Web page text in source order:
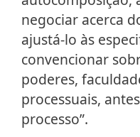
negociar acerca
ajustá-lo às
convencionar
poderes,
processuais,
processo”.